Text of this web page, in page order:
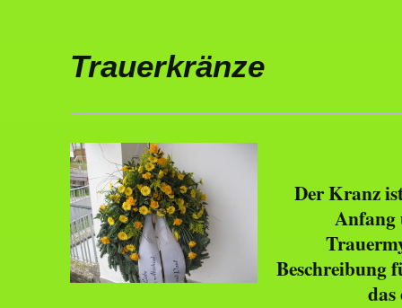
Trauerkränze
Der Kranz
Anfang
Beschreibung
das